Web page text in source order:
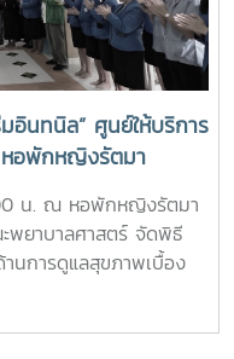
พลังใจในการศึกษา ยึด
องปูชนียบุคคล ประพฤติ
ตลักษณ์ของนักศึกษา
“งามสง่า จิตอาสา
ยาบาลที่มีคุณภาพ เป็น
นนี้ นายนพกิจ แผ่พร
บรรยายภาพรวมการ
ะนำระบบการดูแลและ
ชัย สุขเพราะนา หัวหน้า
ส่งเสริมคุณลักษณะอัน
อินทนิล” ศูนย์ให้บริการ
อพักหญิงรัตมา
น. ณ หอพักหญิงรัตมา
พยาบาลศาสตร์ จัดพิธี
นการดูแลสุขภาพเบื้อง
ยแม่โจ้ เป็นประธานใน